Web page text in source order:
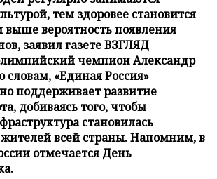
тем здоровее становится
выше вероятность появления
заявил газете ВЗГЛЯД
чемпион Александр
словам, «Единая Россия»
поддерживает развитие
добиваясь того, чтобы
становилась
всей страны. Напомним, в
отмечается День